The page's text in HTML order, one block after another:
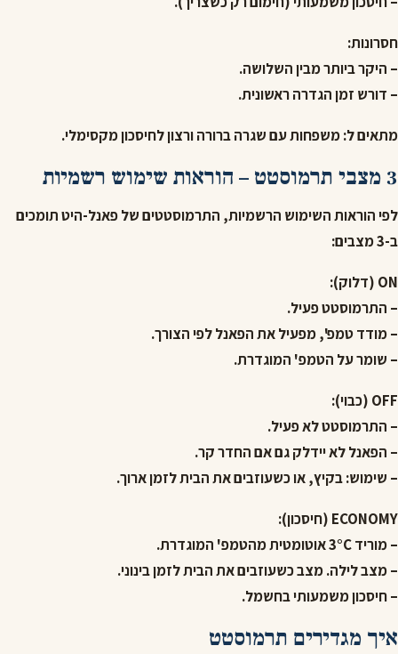
חסרונות:
– היקר ביותר מבין השלושה.
– דורש זמן הגדרה ראשונית.
מתאים ל:משפחות עם שגרה ברורה ורצון לחיסכון מקסימלי.
3 מצבי תרמוסטט – הוראות שימוש רשמיות
לפי הוראות השימוש הרשמיות, התרמוסטטים של פאנל-היט תומכים
ב-3 מצבים:
ON (דלוק):
– התרמוסטט פעיל.
– מודד טמפ', מפעיל את הפאנל לפי הצורך.
– שומר על הטמפ' המוגדרת.
OFF (כבוי):
– התרמוסטט לא פעיל.
– הפאנל לא יידלק גם אם החדר קר.
– שימוש: בקיץ, או כשעוזבים את הבית לזמן ארוך.
ECONOMY (חיסכון):
– מוריד 3°C אוטומטית מהטמפ' המוגדרת.
– מצב לילה. מצב כשעוזבים את הבית לזמן בינוני.
– חיסכון משמעותי בחשמל.
איך מגדירים תרמוסטט